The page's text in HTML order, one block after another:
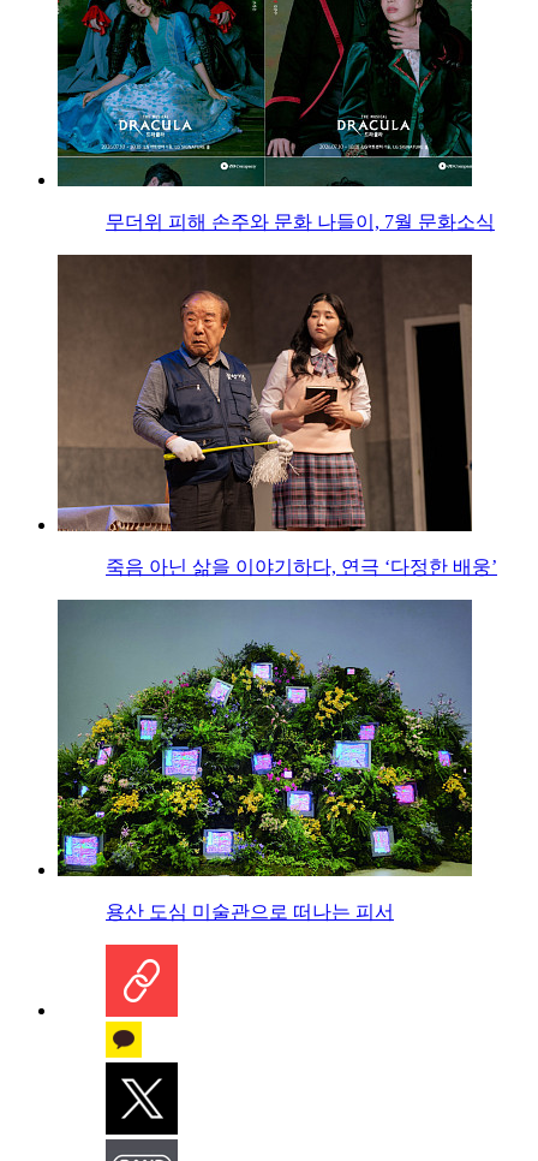
무더위 피해 손주와 문화 나들이, 7월 문화소식
죽음 아닌 삶을 이야기하다, 연극 ‘다정한 배웅’
용산 도심 미술관으로 떠나는 피서